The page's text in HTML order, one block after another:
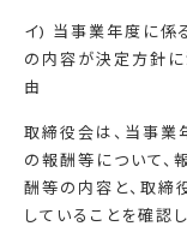
イ) 当事業年度に係
の内容が決定方針
由
取締役会は、当事
の報酬等について
酬等の内容と、取締
していることを確認